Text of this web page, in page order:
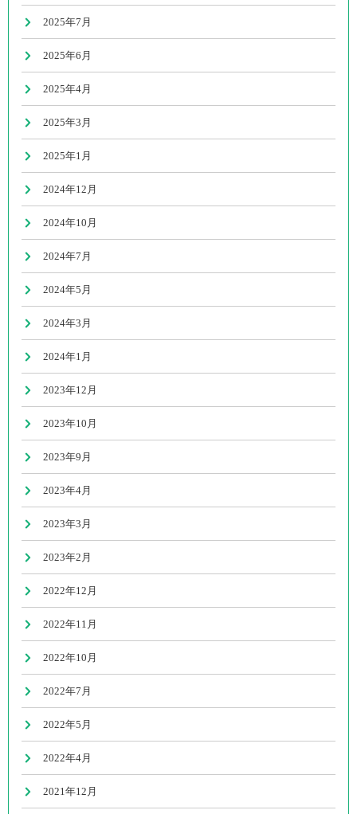
2025年7月
2025年6月
2025年4月
2025年3月
2025年1月
2024年12月
2024年10月
2024年7月
2024年5月
2024年3月
2024年1月
2023年12月
2023年10月
2023年9月
2023年4月
2023年3月
2023年2月
2022年12月
2022年11月
2022年10月
2022年7月
2022年5月
2022年4月
2021年12月